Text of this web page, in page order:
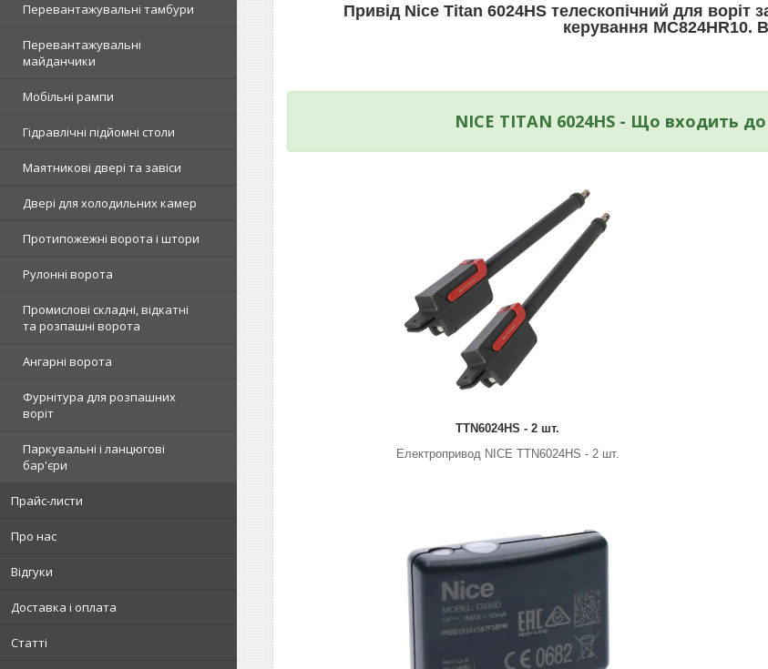
Перевантажувальні тамбури
Перевантажувальні
майданчики
Мобільні рампи
Гідравлічні підйомні столи
Маятникові двері та завіси
Двері для холодильних камер
Протипожежні ворота і штори
Рулонні ворота
Промислові складні, відкатні
та розпашні ворота
Ангарні ворота
Фурнітура для розпашних
воріт
Паркувальні і ланцюгові
бар'єри
Прайс-листи
Про нас
Відгуки
Доставка і оплата
Статті
Привід Nice Titan 6024HS телескопічний для воріт
керування MC824HR10.
NICE TITAN 6024HS - Що входить
TTN6024HS - 2 шт.
Електропривод NICE TTN6024HS - 2 шт.